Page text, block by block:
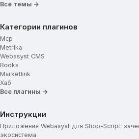
Все темы →
Категории плагинов
Mcp
Metrika
Webasyst CMS
Books
Marketlink
Хаб
Все плагины →
Инструкции
Приложения Webasyst для Shop-Script:
экосистема